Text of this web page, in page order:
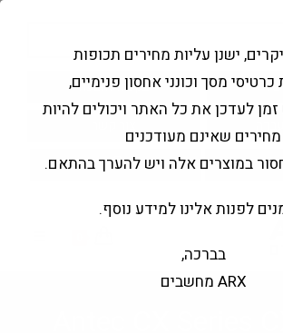
נגישות
בקשה להצעה
ישנן עליות מחירים תכופות
כרטיסי מסך וכונני אחסון פנימיים,
זמן לעדכן את כל האתר ויכולים להיות
מחירים שאינם מעודכנים
במוצרים אלה ויש להערך בהתאם.
לפנות אלינו למידע נוסף.
בברכה,
ARX מחשבים